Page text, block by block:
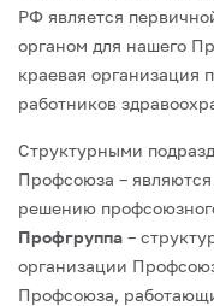
РФ является
органом для нашего
краевая организация
работников
Структурными
Профсоюза –
решению
Профгруппа –
организации
Профсоюза,